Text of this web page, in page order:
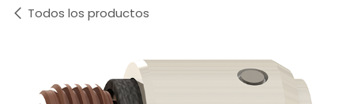
Todos los productos